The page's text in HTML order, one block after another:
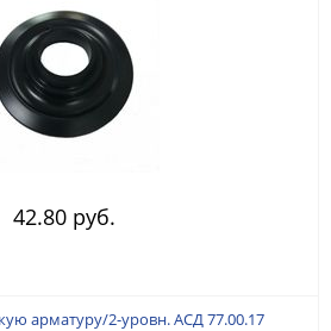
42.80 руб.
арматуру/2-уровн. АСД 77.00.17